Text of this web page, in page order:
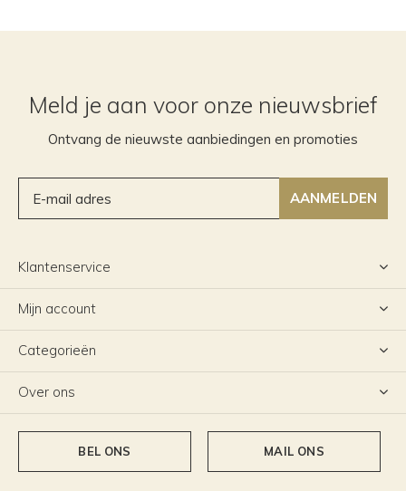
Meld je aan voor onze nieuwsbrief
Ontvang de nieuwste aanbiedingen en promoties
AANMELDEN
Klantenservice
Mijn account
Categorieën
Over ons
BEL ONS MAIL ONS